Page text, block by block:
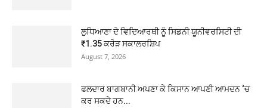
ਲੁਧਿਆਣਾ ਦੇ ਵਿਦਿਆਰਥੀ ਨੂੰ ਸਿਡਨੀ ਯੂਨੀਵਰਸਿਟੀ ਦੀ
₹1.35 ਕਰੋੜ ਸਕਾਲਰਸ਼ਿਪ
August 7, 2026
ਫਲਦਾਰ ਬਾਗਬਾਨੀ ਅਪਣਾ ਕੇ ਕਿਸਾਨ ਆਪਣੀ ਆਮਦਨ ‘ਚ
ਕਰ ਸਕਦੇ ਹਨ...